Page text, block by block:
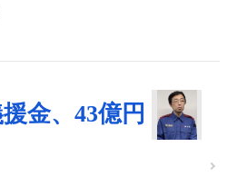
金、43億円